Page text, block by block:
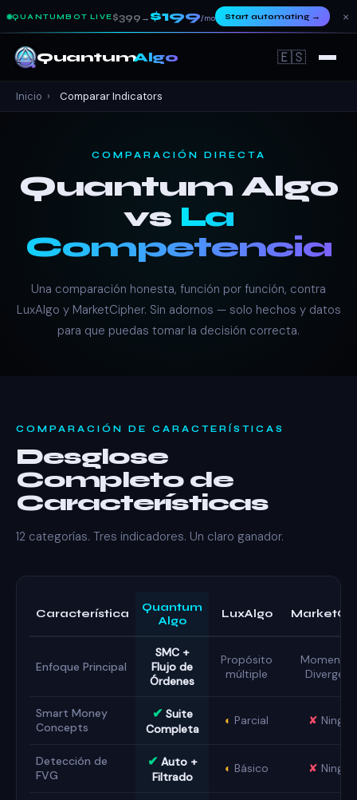
QUANTUMBOT LIVE $399 → $199/mo Start automating→ ×
QuantumAlgo 🇪🇸
Inicio › Comparar Indicators
COMPARACIÓN DIRECTA
Quantum Algo
vs La
Competencia
Una comparación honesta, función por función, contra
LuxAlgo y MarketCipher. Sin adornos — solo hechos y datos
para que puedas tomar la decisión correcta.
COMPARACIÓN DE CARACTERÍSTICAS
Desglose
Completo de
Características
12 categorías. Tres indicadores. Un claro ganador.
Característica
Quantum
Algo
LuxAlgo
Enfoque Principal
SMC +
Flujo de
Órdenes
Propósito
múltiple
Smart Money
Concepts
✔ Suite
Completa
◐ Parcial ✘
Detección de
FVG
✔ Auto +
Filtrado
◐ Básico ✘